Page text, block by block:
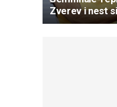
Zverev i nest